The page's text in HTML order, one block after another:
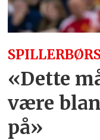
«Dette
være
på»